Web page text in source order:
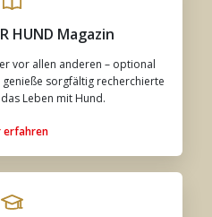
HUND Magazin
vor allen anderen – optional
sorgfältig recherchierte
Leben mit Hund.
erfahren